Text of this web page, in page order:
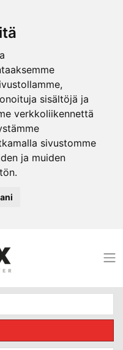
sisältöjä ja
verkkoliikennettä
sivustomme
ja muiden